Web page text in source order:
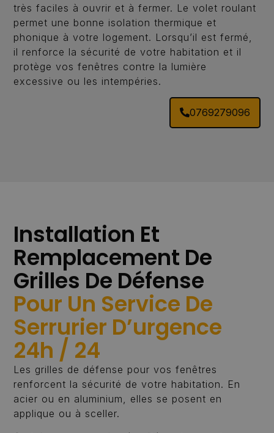
très faciles à ouvrir et à fermer. Le volet roulant
permet une bonne isolation thermique et
phonique à votre logement. Lorsqu’il est fermé,
il renforce la sécurité de votre habitation et il
protège vos fenêtres contre la lumière
excessive ou les intempéries.
0769279096
Installation Et
Remplacement De
Grilles De Défense
Pour Un Service De
Serrurier D’urgence
24h / 24
Les grilles de défense pour vos fenêtres
renforcent la sécurité de votre habitation. En
acier ou en aluminium, elles se posent en
applique ou à sceller.